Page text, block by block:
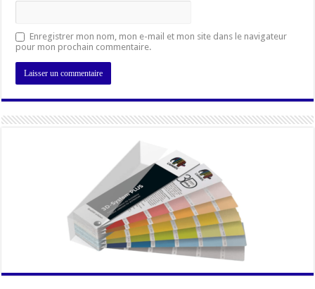
Enregistrer mon nom, mon e-mail et mon site dans le navigateur
pour mon prochain commentaire.